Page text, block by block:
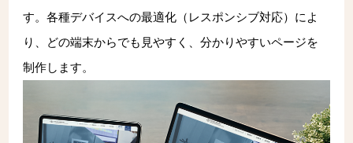
す。各種デバイスへの最適化（レスポンシブ対応）によ
り、どの端末からでも見やすく、分かりやすいページを
制作します。